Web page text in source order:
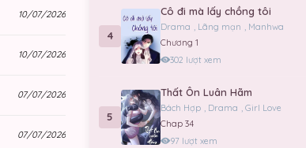
10/07/2026
10/07/2026
07/07/2026
07/07/2026
4
Cô đi mà lấy chồng tôi
Drama , Lãng mạn , Manhwa
Chương 1
302 lượt xem
5
Thất Ôn Luân Hãm
Bách Hợp , Drama , Girl Love
Chap 34
97 lượt xem